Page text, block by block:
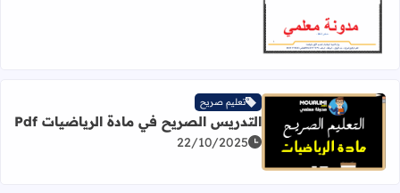
اقرأ المزيد عن التدريس الصريح في مادة الرياضيات Pdf
تعليم صريح
التدريس الصريح في مادة الرياضيات Pdf
22/10/2025